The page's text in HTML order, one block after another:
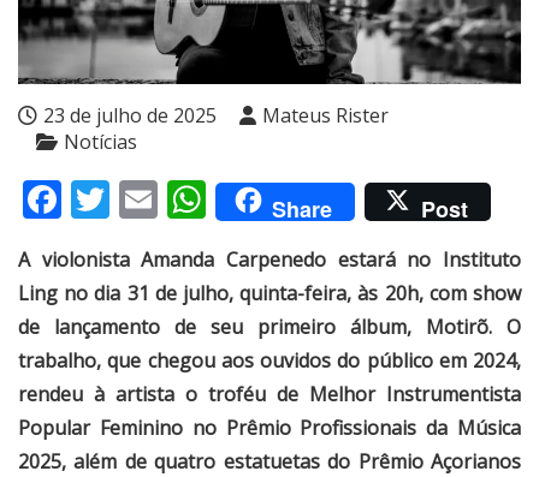
23 de julho de 2025
Mateus Rister
Notícias
Facebook
Twitter
EmailWhatsApp
Share Post
A violonista Amanda Carpenedo estará no Instituto
Ling no dia 31 de julho, quinta-feira, às 20h, com show
de lançamento de seu primeiro álbum, Motirõ. O
trabalho, que chegou aos ouvidos do público em 2024,
rendeu à artista o troféu de Melhor Instrumentista
Popular Feminino no Prêmio Profissionais da Música
2025, além de quatro estatuetas do Prêmio Açorianos